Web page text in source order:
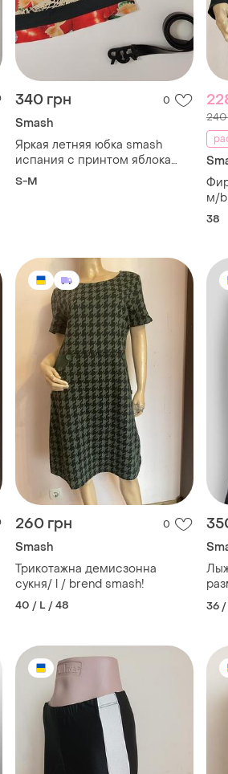
340 грн 0
Smash
Яркая летняя юбка smash
испания с принтом яблока
размер s/m
S-M
240
м/
38
260 грн 0
Smash
Трикотажна демисзонна
сукня/ l / brend smash!
40 / L / 48 36 /